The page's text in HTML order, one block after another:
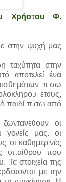
Χρήστου Φ.
στην ψυχή μας
ταχύτητα στην
αποτελεί ένα
πίσω
έτους,
παιδί πίσω από
οι
γονείς μας, οι
οι καθημερινές
υπαίθρου που
Τα στοιχεία της
με την